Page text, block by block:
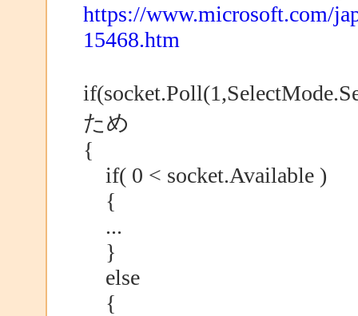
https://www.microsoft.com/
15468.htm
ため
{
if( 0 < socket.Available )
{
...
}
else
{